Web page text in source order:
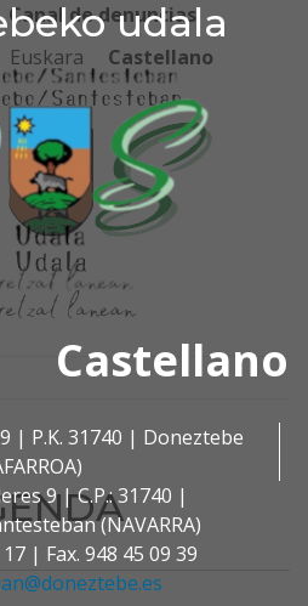
udala
Castellano
| P.K. 31740 | Doneztebe
9 | C.P.: 31740 |
(NAVARRA)
| Fax. 948 45 09 39
udala
Canal de denuncias
Euskara
Castellano